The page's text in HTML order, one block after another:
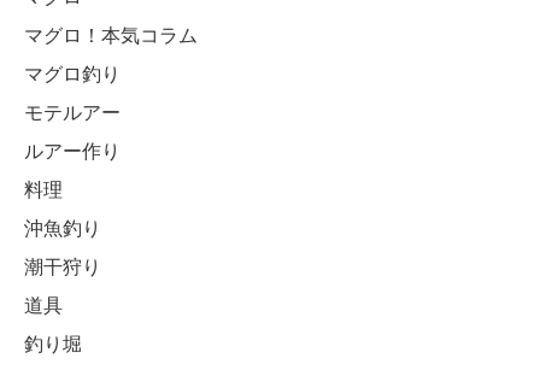
マグロ！本気コラム
マグロ釣り
モテルアー
ルアー作り
料理
沖魚釣り
潮干狩り
道具
釣り堀